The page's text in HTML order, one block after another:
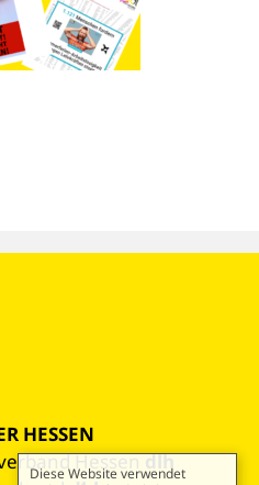
HESSEN
Hessendlh
Diese Website verwendet